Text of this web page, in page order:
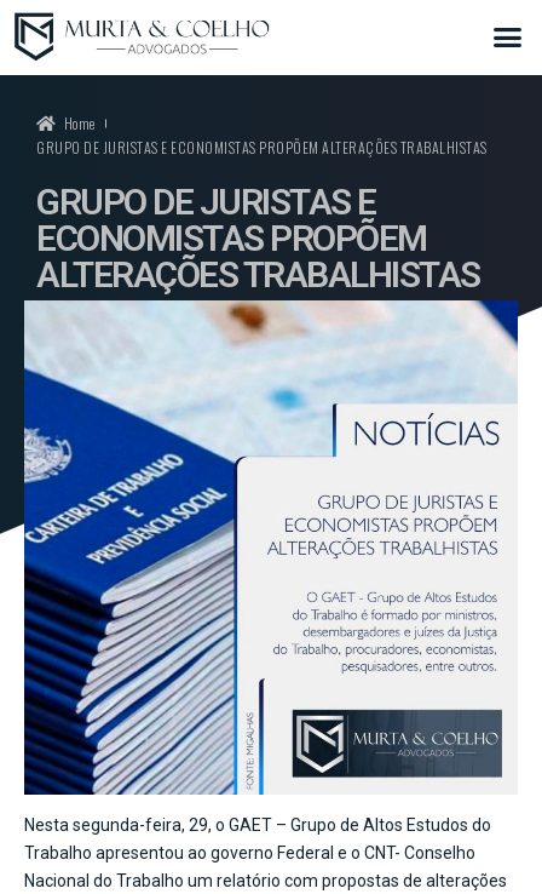
Home
GRUPO DE JURISTAS E ECONOMISTAS PROPÕEM ALTERAÇÕES TRABALHISTAS
GRUPO DE JURISTAS E
ECONOMISTAS PROPÕEM
ALTERAÇÕES TRABALHISTAS
Nesta segunda-feira, 29, o GAET – Grupo de Altos Estudos do
Trabalho apresentou ao governo Federal e o CNT- Conselho
Nacional do Trabalho um relatório com propostas de alterações